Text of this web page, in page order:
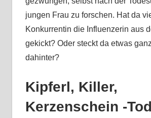
jungen Frau zu forschen. Hat da
Konkurrentin die Influenzerin aus
gekickt? Oder steckt da etwas
dahinter?
Kipferl, Killer,
Kerzenschein -